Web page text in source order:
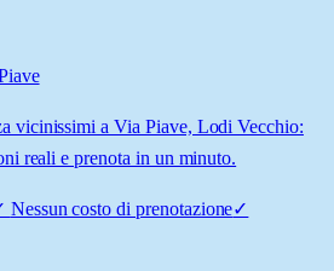
vicinissimi a Via Piave, Lodi Vecchio:
reali e prenota in un minuto.
Nessun costo di prenotazione✓